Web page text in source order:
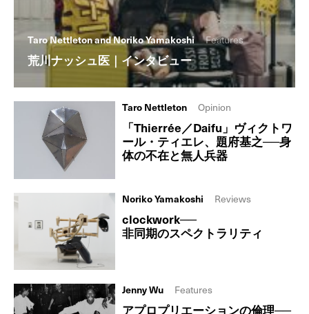
荒川ナッシュ医｜インタビュー
Taro Nettleton and Noriko Yamakoshi Features
「Thierrée／Daifu」ヴィクトワ
ール・ティエレ、題府基之──身
体の不在と無人兵器
Taro Nettleton Opinion
clockwork──
非同期のスペクトラリティ
Noriko Yamakoshi Reviews
アプロプリエーションの倫理──
Jenny Wu Features